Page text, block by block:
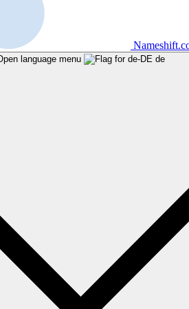
language menu de